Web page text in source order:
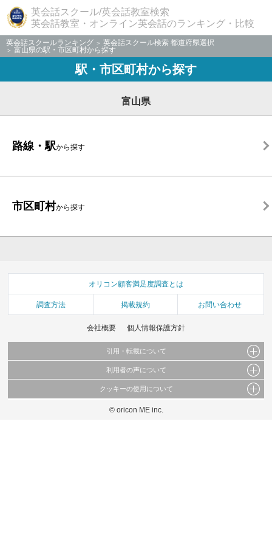
英会話スクール/英会話教室検索
英会話教室・オンライン英会話のランキング・比較
英会話スクールランキング
英会話スクール検索 都道府県選択
富山県の駅・市区町村から探す
駅・市区町村から探す
富山県
路線・駅から探す
市区町村から探す
オリコン顧客満足度調査とは
調査方法 掲載規約 お問い合わせ
会社概要 個人情報保護方針
引用・転載について
当サイトで公開されている情報（文字、写真、イラスト、画像データ等）及びこれらの配
これらの情報を権利者の許可なく無断転載・複製などの二次利用を行うことは固く禁じて
利用者の声について
当サイトに掲載している内容はすべてサービスの利用者が提出された見解・感想です。
弊社の見解・ 意見ではないことをご理解いただいた上でご覧ください。
クッキーの使用について
このサイトでは Cookie を使用して、ユーザーに合わせたコンテンツや広告の表示、ソー
© oricon ME inc.